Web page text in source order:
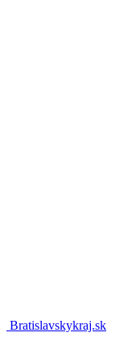
Bratislavskykraj.sk